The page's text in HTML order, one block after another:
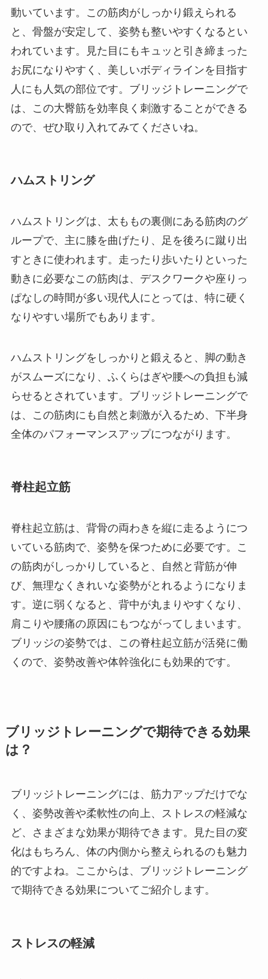
動いています。この筋肉がしっかり鍛えられる
と、骨盤が安定して、姿勢も整いやすくなるとい
われています。見た目にもキュッと引き締まった
お尻になりやすく、美しいボディラインを目指す
人にも人気の部位です。ブリッジトレーニングで
は、この大臀筋を効率良く刺激することができる
ので、ぜひ取り入れてみてくださいね。
ハムストリング
ハムストリングは、太ももの裏側にある筋肉のグ
ループで、主に膝を曲げたり、足を後ろに蹴り出
すときに使われます。走ったり歩いたりといった
動きに必要なこの筋肉は、デスクワークや座りっ
ぱなしの時間が多い現代人にとっては、特に硬く
なりやすい場所でもあります。
ハムストリングをしっかりと鍛えると、脚の動き
がスムーズになり、ふくらはぎや腰への負担も減
らせるとされています。ブリッジトレーニングで
は、この筋肉にも自然と刺激が入るため、下半身
全体のパフォーマンスアップにつながります。
脊柱起立筋
脊柱起立筋は、背骨の両わきを縦に走るようにつ
いている筋肉で、姿勢を保つために必要です。こ
の筋肉がしっかりしていると、自然と背筋が伸
び、無理なくきれいな姿勢がとれるようになりま
す。逆に弱くなると、背中が丸まりやすくなり、
肩こりや腰痛の原因にもつながってしまいます。
ブリッジの姿勢では、この脊柱起立筋が活発に働
くので、姿勢改善や体幹強化にも効果的です。
ブリッジトレーニングで期待できる効果
は？
ブリッジトレーニングには、筋力アップだけでな
く、姿勢改善や柔軟性の向上、ストレスの軽減な
ど、さまざまな効果が期待できます。見た目の変
化はもちろん、体の内側から整えられるのも魅力
的ですよね。ここからは、ブリッジトレーニング
で期待できる効果についてご紹介します。
ストレスの軽減